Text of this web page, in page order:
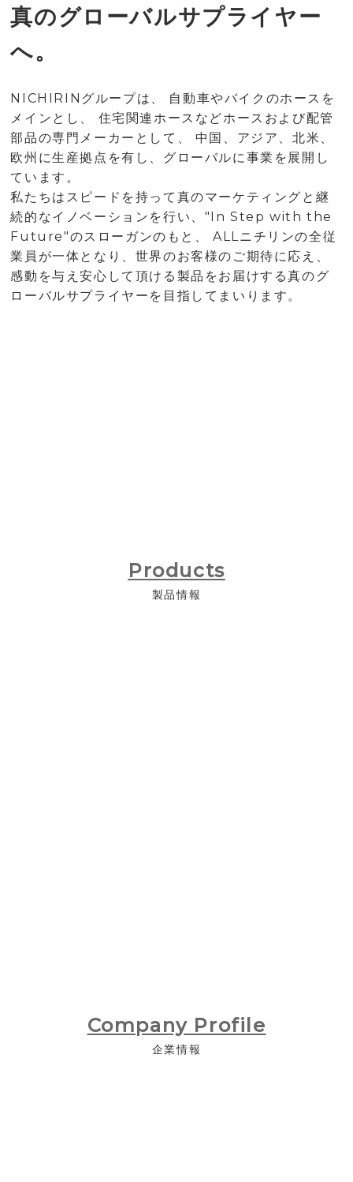
真のグローバルサプライヤー
へ。
NICHIRINグループは、 自動車やバイクのホースを
メインとし、 住宅関連ホースなどホースおよび配管
部品の専門メーカーとして、 中 国、アジア、北米、
欧州に生産拠点を有し、グローバルに事業を展開し
ています。
私たちはスピードを持って真のマーケティングと継
続的なイノベーションを行い、"In Step with the
Future"のスローガンのもと、 ALLニチリンの全従
業員が一体となり、世界のお客様のご期待に応え、
感動を与え安心して頂ける製品をお届けする真のグ
ローバルサプライヤーを目指してまいります。
Products
製品情報
Company Profile
企業情報